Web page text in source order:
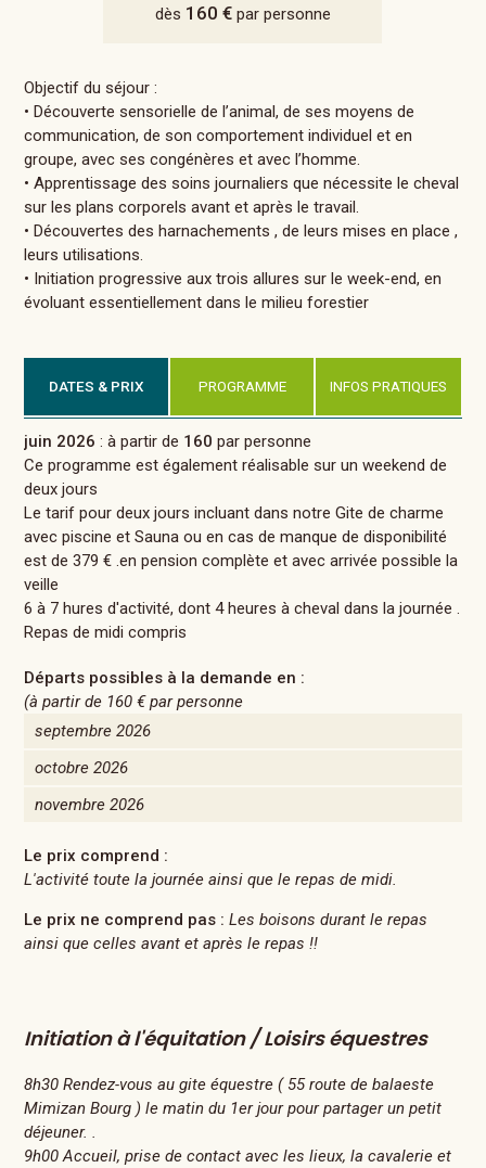
dès 160 €par personne
Objectif du séjour :
• Découverte sensorielle de l’animal, de ses moyens de
communication, de son comportement individuel et en
groupe, avec ses congénères et avec l’homme.
• Apprentissage des soins journaliers que nécessite le cheval
sur les plans corporels avant et après le travail.
• Découvertes des harnachements , de leurs mises en place ,
leurs utilisations.
• Initiation progressive aux trois allures sur le week-end, en
évoluant essentiellement dans le milieu forestier
DATES & PRIX PROGRAMME INFOS PRATIQUES
juin 2026 : à partir de 160 par personne
Ce programme est également réalisable sur un weekend de
deux jours
Le tarif pour deux jours incluant dans notre Gite de charme
avec piscine et Sauna ou en cas de manque de disponibilité
est de 379 € .en pension complète et avec arrivée possible la
veille
6 à 7 hures d'activité, dont 4 heures à cheval dans la journée .
Repas de midi compris
Départs possibles à la demande en :
(à partir de 160 €par personne
septembre 2026
octobre 2026
novembre 2026
Le prix comprend :
L'activité toute la journée ainsi que le repas de midi.
Le prix ne comprend pas : Les boisons durant le repas
ainsi que celles avant et après le repas !!
Initiation à l'équitation / Loisirs équestres
8h30 Rendez-vous au gite équestre ( 55 route de balaeste
Mimizan Bourg ) le matin du 1er jour pour partager un petit
déjeuner. .
9h00 Accueil, prise de contact avec les lieux, la cavalerie et